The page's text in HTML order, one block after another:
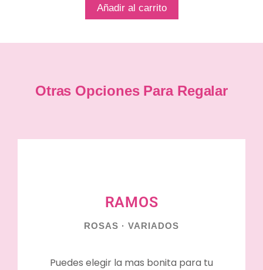
Añadir al carrito
Otras Opciones Para Regalar
RAMOS
ROSAS · VARIADOS
Puedes elegir la mas bonita para tu